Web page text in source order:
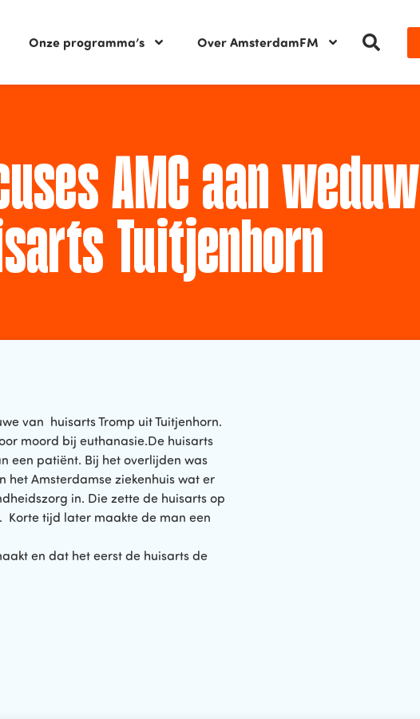
Onze programma’s Over AmsterdamFM
AMC aan
Tuitjenhorn
van huisarts Tromp uit Tuitjenhorn.
moord bij euthanasie.De huisarts
een patiënt. Bij het overlijden was
Amsterdamse ziekenhuis wat er
in. Die zette de huisarts op
tijd later maakte de man een
en dat het eerst de huisarts de